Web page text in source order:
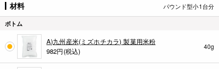
材料 パウンド型小1台分
ボトム
A)九州産米(ミズホチカラ) 製菓用米粉
982円(税込)
40g